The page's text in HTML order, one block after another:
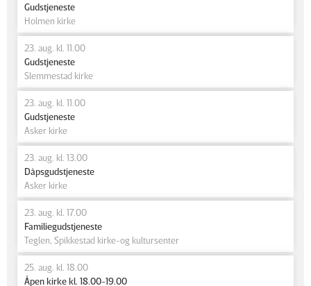
Gudstjeneste
Holmen kirke
23. aug. kl. 11.00
Gudstjeneste
Slemmestad kirke
23. aug. kl. 11.00
Gudstjeneste
Asker kirke
23. aug. kl. 13.00
Dåpsgudstjeneste
Asker kirke
23. aug. kl. 17.00
Familiegudstjeneste
Teglen, Spikkestad kirke-og kultursenter
25. aug. kl. 18.00
Åpen kirke kl. 18.00-19.00